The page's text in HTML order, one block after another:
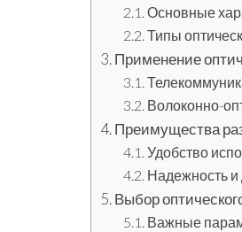
Основные
Типы
Применение
Волоконно-
Преимущества
Удобство
Надежность и
Выбор
Важные